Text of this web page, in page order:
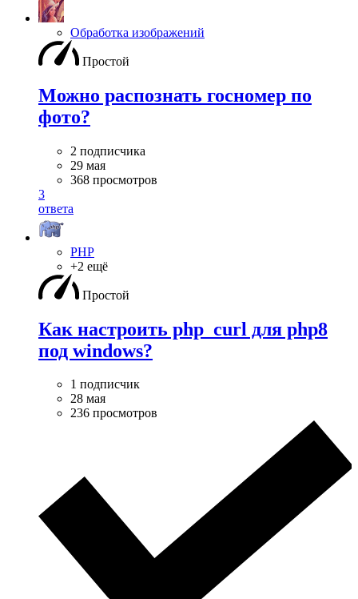
Обработка изображений
Простой
Можно распознать госномер по
фото?
2 подписчика
29 мая
368 просмотров
3
ответа
PHP
+2 ещё
Простой
Как настроить php_curl для php8
под windows?
1 подписчик
28 мая
236 просмотров